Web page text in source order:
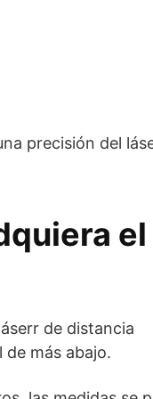
precisión del
el
de distancia
más abajo.